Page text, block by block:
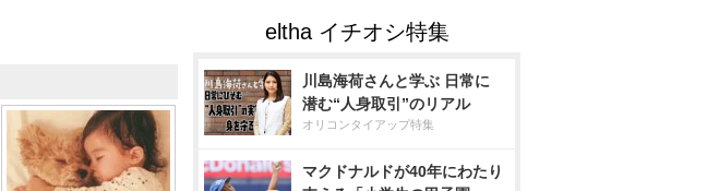
川島海荷さんと学ぶ 日常に
潜む“人身取引”のリアル
オリコンタイアップ特集
マクドナルドが40年にわたり